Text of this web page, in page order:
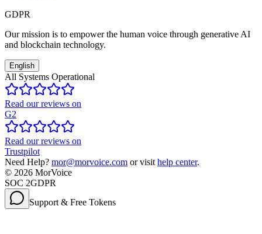
GDPR
Our mission is to empower the human voice through generative AI
and blockchain technology.
English
All Systems Operational
Read our reviews on
G2
Read our reviews on
Trustpilot
Need Help? mor@morvoice.com or visit help center.
© 2026 MorVoice
SOC 2GDPR
Support & Free Tokens